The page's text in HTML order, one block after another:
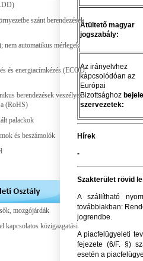
szánt berendezések
automatikus mérlegek
és energiacímkézés (ECOD,
berendezések veszélyes
(RoHS)
palackok
és beszámolók
mozgójárdák
kapcsolatos közigazgatási
Átültető magyar
jogszabály:
Az irányelvhez
kapcsolódóan az
Európai
Bizottsághoz
szervezetek:
Hírek
-
Szakterület rövid
A szállítható
továbbiakban:
jogrendbe.
A piacfelügyeleti
fejezete (6/F. §)
esetén a